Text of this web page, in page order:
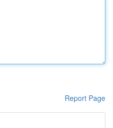
Report Page